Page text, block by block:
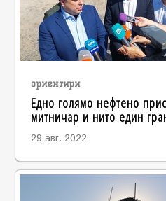
ориентири
Едно голямо нефтено
митничар и нито един
29 авг. 2022